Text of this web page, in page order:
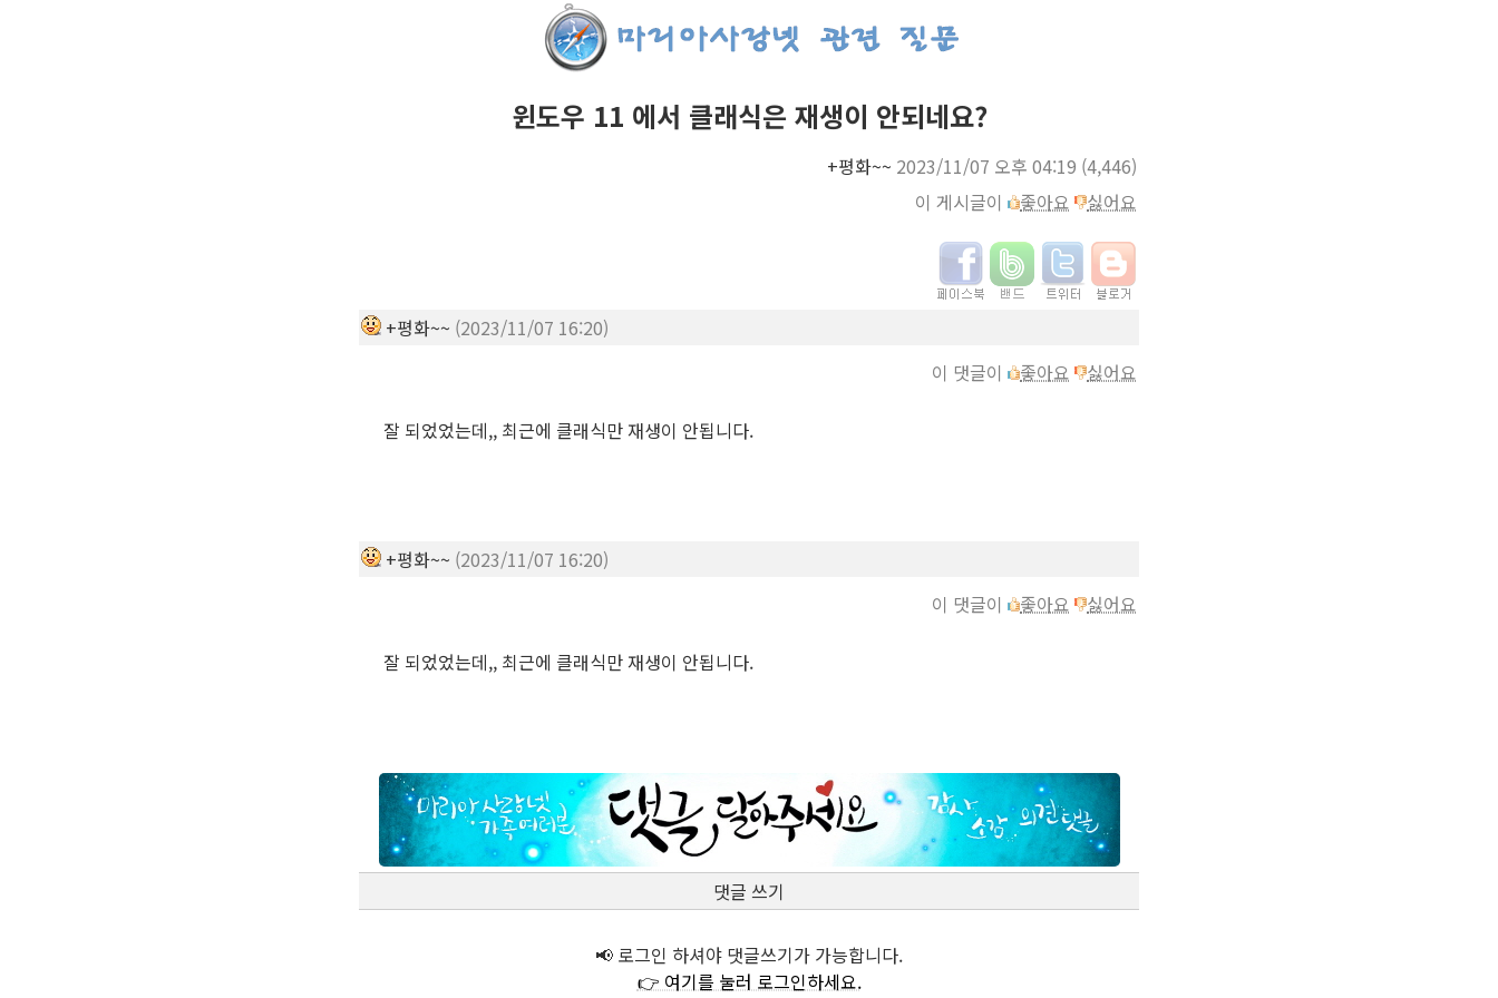
윈도우 11 에서 클래식은 재생이 안되네요?
+평화~~ 2023/11/07 오후 04:19 (4,446)
이 게시글이
좋아요 싫어요
+평화~~ (2023/11/07 16:20)
이 댓글이
좋아요 싫어요
잘 되었었는데,, 최근에 클래식만 재생이 안됩니다.
+평화~~ (2023/11/07 16:20)
이 댓글이
좋아요 싫어요
잘 되었었는데,, 최근에 클래식만 재생이 안됩니다.
댓글 쓰기
📢 로그인 하셔야 댓글쓰기가 가능합니다.
👉 여기를 눌러 로그인하세요.